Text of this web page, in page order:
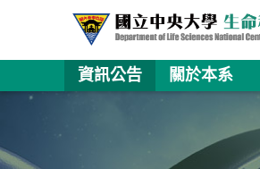
資訊公告 關於本系